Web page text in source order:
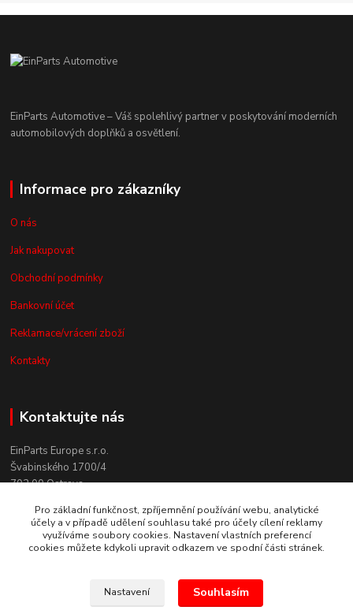
EinParts Automotive – Váš spolehlivý partner v poskytování moderních
automobilových doplňků a osvětlení.
Informace pro zákazníky
O nás
Jak nakupovat
Obchodní podmínky
Bankovní účet
Reklamace/vrácení zboží
Kontakty
Kontaktujte nás
EinParts Europe s.r.o.
Švabinského 1700/4
702 00 Ostrava
+420 558 080 004
(po. - pá. 9:00-13:00)
obchod@einparts.cz
Pro základní funkčnost, zpříjemnění používání webu, analytické
účely a v případě udělení souhlasu také pro účely cílení reklamy
využíváme soubory cookies. Nastavení vlastních preferencí
cookies můžete kdykoli upravit odkazem ve spodní části stránek.
Nastavení Souhlasím